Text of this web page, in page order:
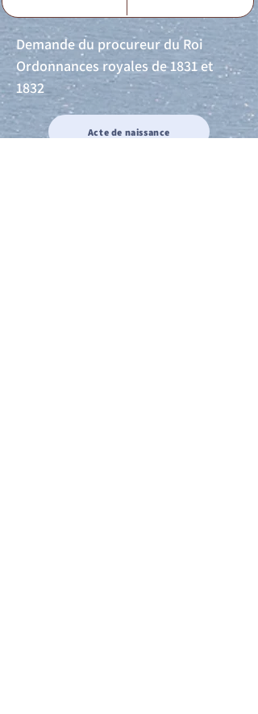
Demande du procureur du Roi
Ordonnances royales de 1831 et
1832
Acte de naissance